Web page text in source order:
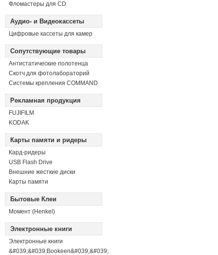
Фломастеры для CD
Аудио- и Видеокассеты
Цифровые кассеты для камер
Сопутствующие товары
Антистатические полотенца
Скотч для фотолабораторий
Системы крепления COMMAND
Рекламная продукция
FUJIFILM
KODAK
Карты памяти и ридеры
Кард-ридеры
USB Flash Drive
Внешние жесткие диски
Карты памяти
Бытовые Клеи
Момент (Henkel)
Электронные книги
Электронные книги
&#039;&#039;Bookeen&#039;&#039;